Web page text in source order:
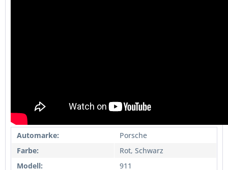
Automarke:
Porsche
Farbe:
Rot, Schwarz
Modell:
911